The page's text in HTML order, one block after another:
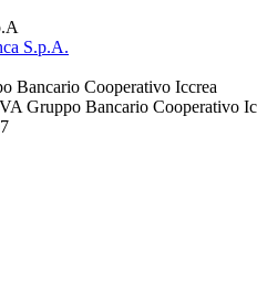
S.p.A.
Bancario Cooperativo Iccrea
Gruppo Bancario Cooperativo